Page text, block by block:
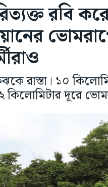
রবি
রাস্তা। ১০
কিলোমিটার দূরে